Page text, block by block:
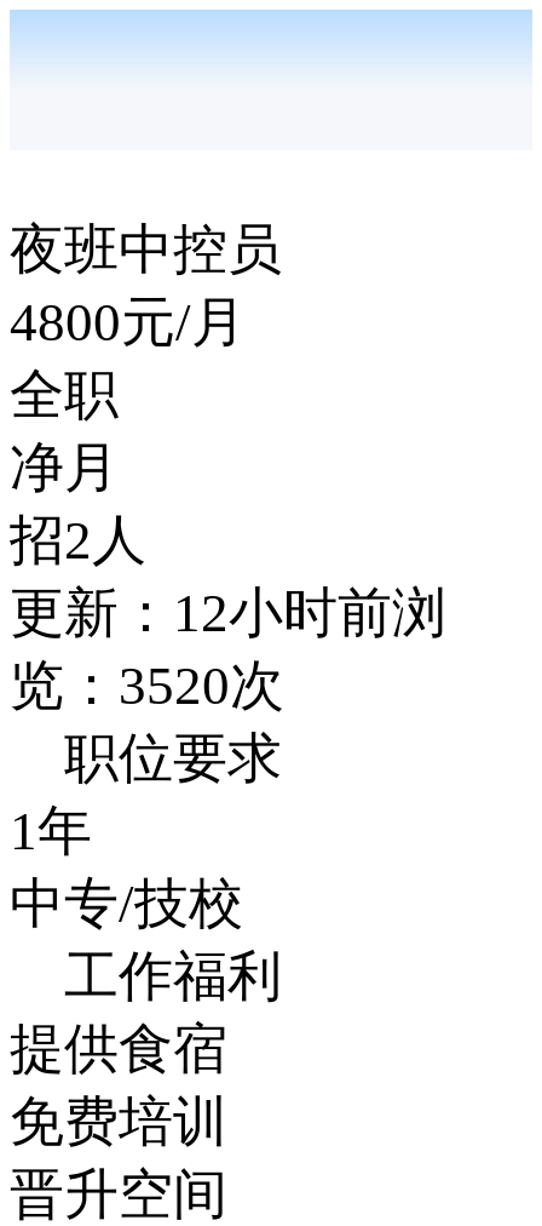
夜班中控员
4800元/月
全职
净月
招2人
更新：12小时前浏
览：3520次
职位要求
1年
中专/技校
工作福利
提供食宿
免费培训
晋升空间